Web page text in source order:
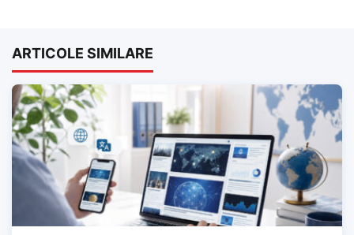
ARTICOLE SIMILARE